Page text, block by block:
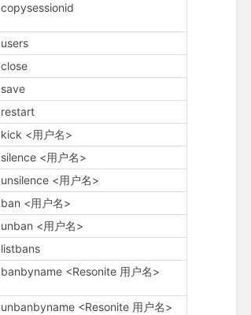
copysessionid
users
close
save
restart
kick <用户名>
silence <用户名>
unsilence <用户名>
ban <用户名>
unban <用户名>
listbans
banbyname <Resonite 用户名>
unbanbyname <Resonite 用户名>